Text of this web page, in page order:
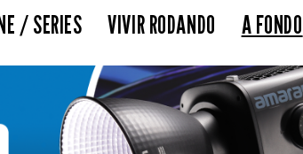
/ SERIES VIVIR RODANDO A FONDO